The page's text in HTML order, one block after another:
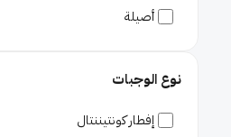
مطار طنجة
أصيلة
نوع الوجبات
إفطار كونتيننتال